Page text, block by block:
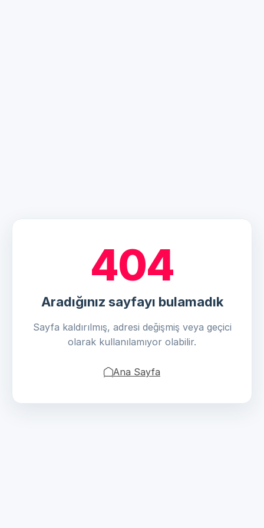
404
Aradığınız sayfayı bulamadık
Sayfa kaldırılmış, adresi değişmiş veya geçici
olarak kullanılamıyor olabilir.
Ana Sayfa